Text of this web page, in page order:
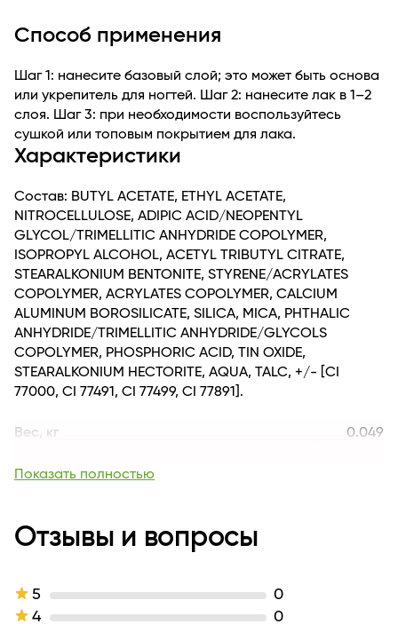
Способ применения
Шаг 1: нанесите базовый слой; это может быть основа
или укрепитель для ногтей. Шаг 2: нанесите лак в 1–2
слоя. Шаг 3: при необходимости воспользуйтесь
сушкой или топовым покрытием для лака.
Характеристики
Состав: BUTYL ACETATE, ETHYL ACETATE,
NITROCELLULOSE, ADIPIC ACID/NEOPENTYL
GLYCOL/TRIMELLITIC ANHYDRIDE COPOLYMER,
ISOPROPYL ALCOHOL, ACETYL TRIBUTYL CITRATE,
STEARALKONIUM BENTONITE, STYRENE/ACRYLATES
COPOLYMER, ACRYLATES COPOLYMER, CALCIUM
ALUMINUM BOROSILICATE, SILICA, MICA, PHTHALIC
ANHYDRIDE/TRIMELLITIC ANHYDRIDE/GLYCOLS
COPOLYMER, PHOSPHORIC ACID, TIN OXIDE,
STEARALKONIUM HECTORITE, AQUA, TALC, +/- [CI
77000, CI 77491, CI 77499, CI 77891].
Вес, кг
0.049
Для кого
Линейка
Тип кожи
для всех типов кожи
Тип продукта
Тон
303 бронзовый загар
Показать полностью
Отзывы и вопросы
5
0
4
0